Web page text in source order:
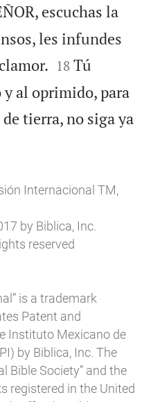
escuchas la
les infundes


18 Tú
al oprimido, para
tierra, no siga ya
Internacional TM,
by Biblica, Inc.
reserved
is a trademark
Patent and
Instituto Mexicano de
by Biblica, Inc. The
Bible Society” and the
registered in the United